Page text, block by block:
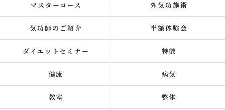
マスターコース 外気功施術
気功師のご紹介 半額体験会
ダイエットセミナー 特徴
健康 病気
教室 整体